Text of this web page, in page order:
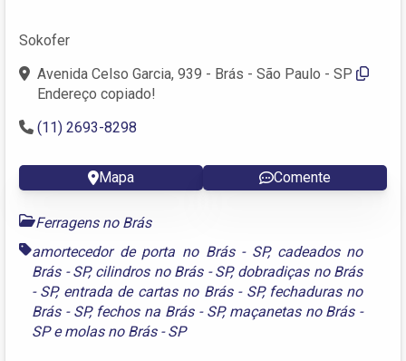
Sokofer
Avenida Celso Garcia, 939 - Brás - São Paulo - SP
Endereço copiado!
(11) 2693-8298
Mapa Comente
Ferragens no Brás
amortecedor de porta no Brás - SP, cadeados no
Brás - SP, cilindros no Brás - SP, dobradiças no Brás
- SP, entrada de cartas no Brás - SP, fechaduras no
Brás - SP, fechos na Brás - SP, maçanetas no Brás -
SPemolas no Brás - SP